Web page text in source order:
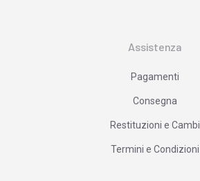
Assistenza
Pagamenti
Consegna
Restituzioni e Cambi
Termini e Condizioni